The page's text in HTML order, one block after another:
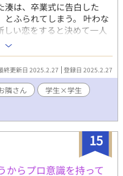
湊は、卒業式に告白した
ふられてしまう。 叶わな
しい恋をすると決めて一人
していたのは聡祐だっ
いるのは気持ち悪いだろう
が、聡祐は『友達』として
食べる仲になる。近すぎる
揺れ動いて…… 聡祐とは友
るべきか、傍に居れるう
のか――ドキドキの新生
終更新日 2025.2.27 登録日 2025.2.27
隣さん
学生×学生
15
からプロ意識を持って